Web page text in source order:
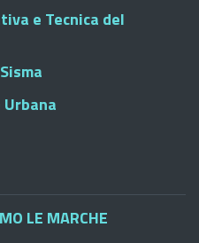
e Tecnica del
LE MARCHE